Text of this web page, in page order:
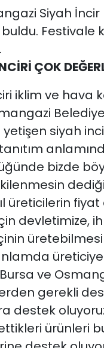
Siyah
ÇOK
iklim ve hava
Belediye
yetişen siyah
tanıtım
bizde
üreticilerin fiyat
devletimize,
ve
gerekli
destek
ürünleri